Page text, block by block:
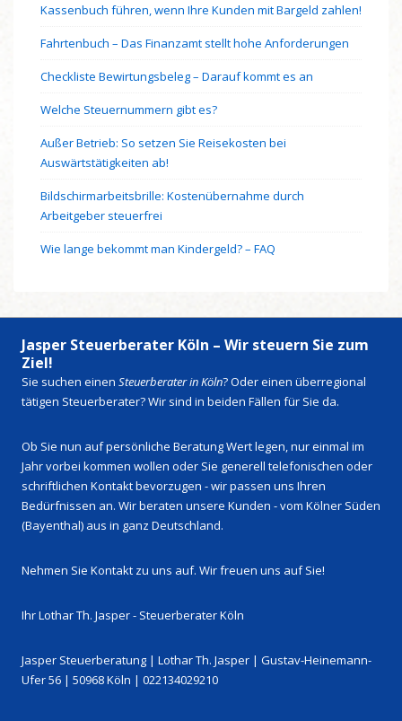
Kassenbuch führen, wenn Ihre Kunden mit Bargeld zahlen!
Fahrtenbuch – Das Finanzamt stellt hohe Anforderungen
Checkliste Bewirtungsbeleg – Darauf kommt es an
Welche Steuernummern gibt es?
Außer Betrieb: So setzen Sie Reisekosten bei
Auswärtstätigkeiten ab!
Bildschirmarbeitsbrille: Kostenübernahme durch
Arbeitgeber steuerfrei
Wie lange bekommt man Kindergeld? – FAQ
Jasper Steuerberater Köln – Wir steuern Sie zum
Ziel!
Sie suchen einen Steuerberater in Köln? Oder einen überregional
tätigen Steuerberater? Wir sind in beiden Fällen für Sie da.
Ob Sie nun auf persönliche Beratung Wert legen, nur einmal im
Jahr vorbei kommen wollen oder Sie generell telefonischen oder
schriftlichen Kontakt bevorzugen - wir passen uns Ihren
Bedürfnissen an. Wir beraten unsere Kunden - vom Kölner Süden
(Bayenthal) aus in ganz Deutschland.
Nehmen Sie Kontakt zu uns auf. Wir freuen uns auf Sie!
Ihr Lothar Th. Jasper - Steuerberater Köln
Jasper Steuerberatung | Lothar Th. Jasper | Gustav-Heinemann-
Ufer 56 | 50968 Köln | 022134029210